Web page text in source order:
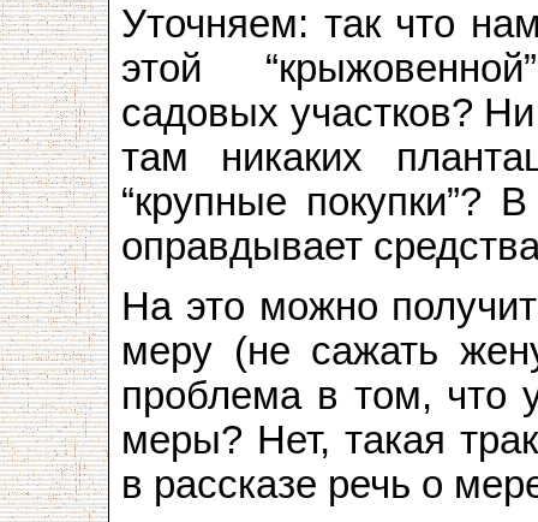
Уточняем: так что
этой
садовых участков?
там никаких
“крупные покупки”?
оправдывает
На это можно
меру (не сажать
проблема в том, что
меры? Нет, такая
в рассказе речь о